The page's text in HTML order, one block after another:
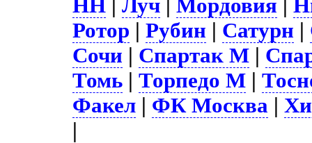
НН |Луч |Мордовия |
Ротор |Рубин | Сатурн |
Сочи | Спартак М |
Томь |Торпедо М |
Факел | ФК Москва |
|